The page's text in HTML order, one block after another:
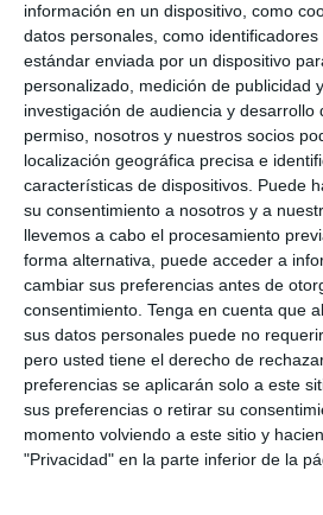
información en un dispositivo, como
datos personales, como
estándar enviada por un dispositivo
personalizado, medición de publicidad
investigación de audiencia y desarrollo
permiso, nosotros y nuestros socios
localización geográfica precisa e
características de dispositivos. Puede
su consentimiento a nosotros y a
llevemos a cabo el procesamiento
forma alternativa, puede acceder a
cambiar sus preferencias antes de
consentimiento. Tenga en cuenta que
sus datos personales puede no
pero usted tiene el derecho de
preferencias se aplicarán solo a este
sus preferencias o retirar su
momento volviendo a este sitio y
"Privacidad" en la parte inferior de la
La utilización de METTBOX
adaptaciones
la fuerza, la longitud y la
funcional de los músculos,
de la biomecánica normal,
mala coordinación del